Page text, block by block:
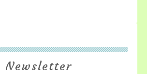
Newsletter